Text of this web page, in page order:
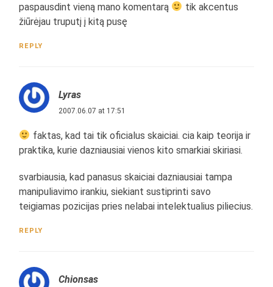
paspausdint vieną mano komentarą
tik akcentus
žiūrėjau truputį į kitą pusę
REPLY
Lyras
2007.06.07 at 17:51
faktas, kad tai tik oficialus skaiciai. cia kaip teorija ir
praktika, kurie dazniausiai vienos kito smarkiai skiriasi.
svarbiausia, kad panasus skaiciai dazniausiai tampa
manipuliavimo irankiu, siekiant sustiprinti savo
teigiamas pozicijas pries nelabai intelektualius piliecius.
REPLY
Chionsas